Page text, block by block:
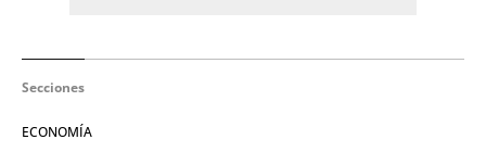
Secciones
ECONOMÍA